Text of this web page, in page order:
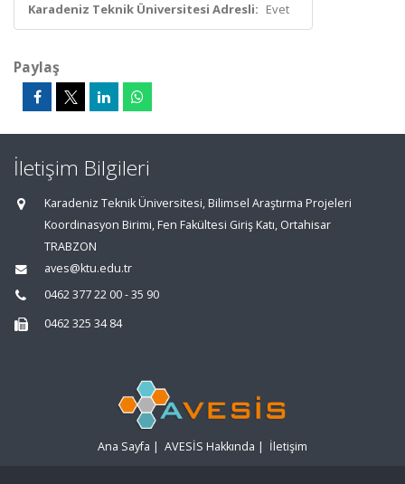
Karadeniz Teknik Üniversitesi Adresli: Evet
Paylaş
İletişim Bilgileri
Karadeniz Teknik Üniversitesi, Bilimsel Araştırma Projeleri
Koordinasyon Birimi, Fen Fakültesi Giriş Katı, Ortahisar
TRABZON
aves@ktu.edu.tr
0462 377 22 00 - 35 90
0462 325 34 84
Ana Sayfa | AVESİS Hakkında | İletişim